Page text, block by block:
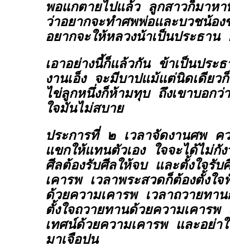
พอแกตายไปแล้ว ลูกสาวก็มาห
ว่าอยากจะทำศพพ่อและบวชน้อง
อยากจะให้หลวงน้าเป็นประธาน
เอาอย่างนี้ก็แล้วกัน ข้าเป็นประ
งานเอ็ง จะมีบาปแม้แต่นิดเดีย
ไข่ลูกหนึ่งก็ห้ามทุบ ถึงเขาบอกว่
ใจมันไม่สบาย
ประการที่ ๒ เวลาจัดงานศพ ค
แขกให้แทนตัวเอง ใจจะได้ไม่กั
ศีลต้องรับศีลให้จบ และตั้งใจรับ
เคารพ เวลาพระสวดก็ต้องตั้งใ
ด้วยความเคารพ เวลาถวายทา
ตั้งใจถวายทานด้วยความเคารพ
เทศน์ด้วยความเคารพ และอย่าใ
มาเจือปน